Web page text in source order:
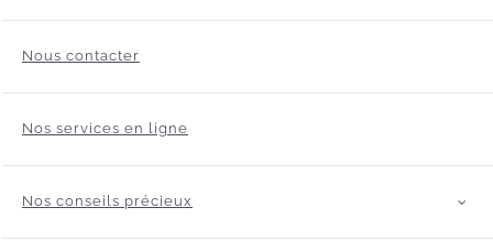
Nous contacter
Nos services en ligne
Nos conseils précieux